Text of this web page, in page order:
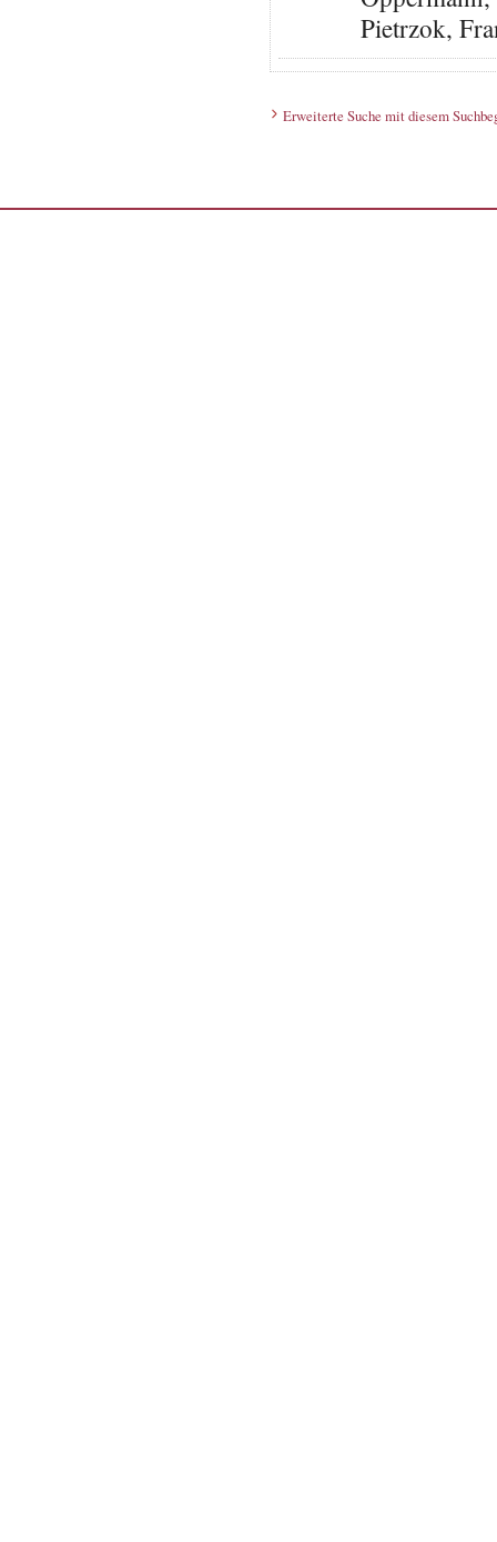
Pietrzok,
Erweiterte Suche mit diesem